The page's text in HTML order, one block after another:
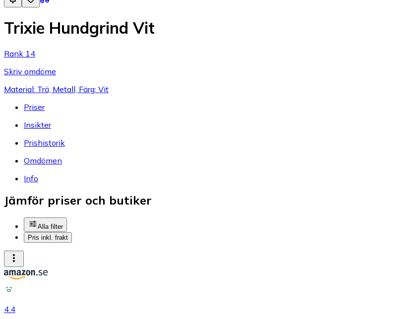
Trixie Hundgrind Vit
Rank 14
Skriv omdöme
Material: Trä, Metall, Färg: Vit
Priser
Insikter
Prishistorik
Omdömen
Info
Jämför priser och butiker
Alla filter
Pris inkl. frakt
4.4